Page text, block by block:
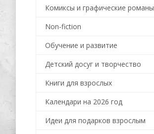
Комиксы и графические романы
Non-fiction
Обучение и развитие
Детский досуг и творчество
Книги для взрослых
Календари на 2026 год
Идеи для подарков взрослым